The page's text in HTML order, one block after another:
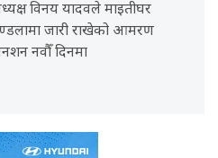
विनय यादवले माइतीघर
जारी राखेको आमरण
नवौँ दिनमा